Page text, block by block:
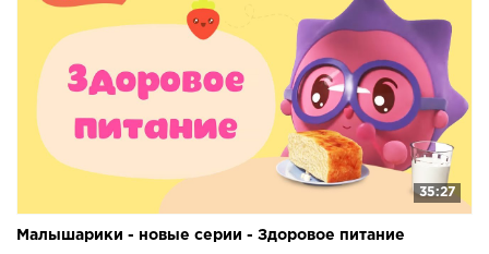
35:27
Малышарики - новые серии - Здоровое питание